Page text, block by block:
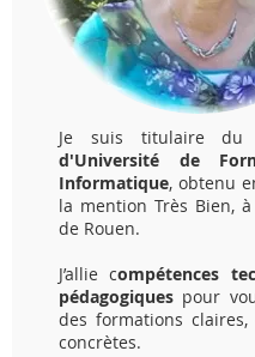
Je suis titulaire
d'Université de
Informatique, obtenu
la mention Très Bien,
de Rouen.
J’allie compétences
pédagogiques pour
des formations claires,
concrètes.